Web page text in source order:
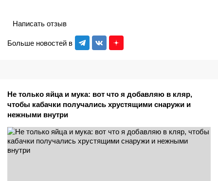
Больше новостей в
Написать отзыв
Не только яйца и мука: вот что я добавляю в кляр,
чтобы кабачки получались хрустящими снаружи и
нежными внутри